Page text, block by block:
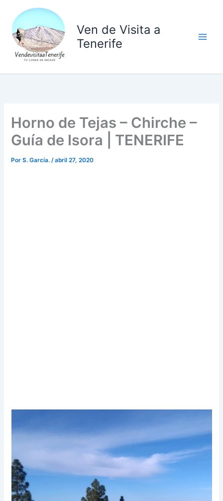
contenido
Ven de Visita a
Tenerife
Horno de Tejas – Chirche –
Guía de Isora | TENERIFE
PorS. García./abril 27, 2020